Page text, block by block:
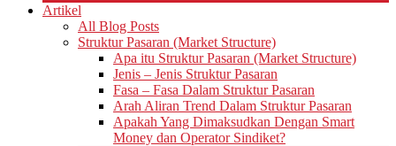
Artikel
All Blog Posts
Struktur Pasaran (Market Structure)
Apa itu Struktur Pasaran (Market Structure)
Jenis – Jenis Struktur Pasaran
Fasa – Fasa Dalam Struktur Pasaran
Arah Aliran Trend Dalam Struktur Pasaran
Apakah Yang Dimaksudkan Dengan Smart
Money dan Operator Sindiket?